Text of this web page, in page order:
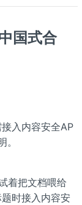
国式合
入内容安全AP
着把文档喂给
时接入内容安